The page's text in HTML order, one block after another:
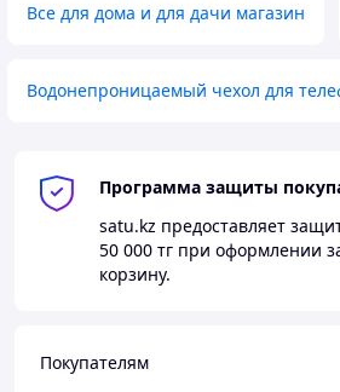
Все для дома и для дачи магазин
Водонепроницаемый чехол для
Программа защиты
satu.kz предоставляет
50 000 тг при оформлении
корзину.
Покупателям